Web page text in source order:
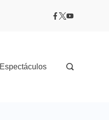
Espectáculos